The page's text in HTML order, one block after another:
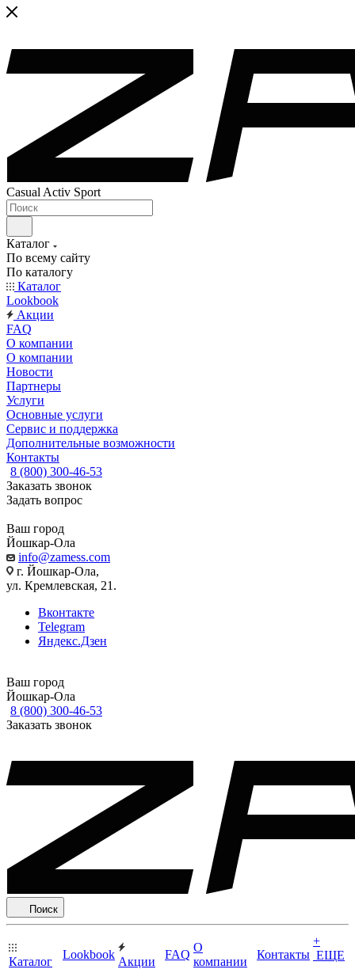
Casual Activ Sport
Каталог
По всему сайту
По каталогу
Каталог
Lookbook
Акции
FAQ
О компании
О компании
Новости
Партнеры
Услуги
Основные услуги
Сервис и поддержка
Дополнительные возможности
Контакты
8 (800) 300-46-53
Заказать звонок
Задать вопрос
Ваш город
Йошкар-Ола
info@zamess.com
г. Йошкар-Ола,
ул. Кремлевская, 21.
Вконтакте
Telegram
Яндекс.Дзен
Ваш город
Йошкар-Ола
8 (800) 300-46-53
Заказать звонок
Поиск
Каталог
Lookbook
Акции
FAQ
О
компании
Контакты
+
ЕЩЕ